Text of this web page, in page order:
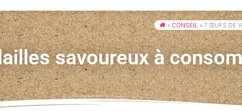
» CONSEIL » 7 ŒUFS DE
savoureux à